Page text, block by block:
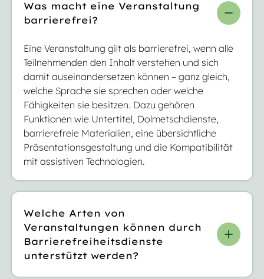
Was macht eine Veranstaltung
barrierefrei?
Eine Veranstaltung gilt als barrierefrei, wenn alle
Teilnehmenden den Inhalt verstehen und sich
damit auseinandersetzen können – ganz gleich,
welche Sprache sie sprechen oder welche
Fähigkeiten sie besitzen. Dazu gehören
Funktionen wie Untertitel, Dolmetschdienste,
barrierefreie Materialien, eine übersichtliche
Präsentationsgestaltung und die Kompatibilität
mit assistiven Technologien.
Welche Arten von
Veranstaltungen können durch
Barrierefreiheitsdienste
unterstützt werden?